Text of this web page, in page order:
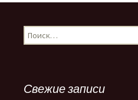
Найти:
Свежие записи